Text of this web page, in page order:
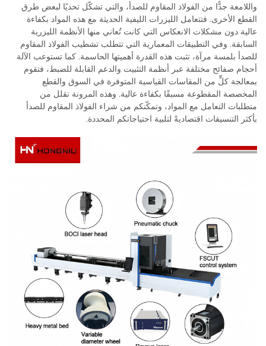
واللامعة جدًّا من الفولاذ المقاوم للصدأ، والتي تشكّل تحديًا لبعض طرق
القطع الأخرى. فتتعامل الليزرات الليفية الحديثة مع هذه المواد بكفاءة
عالية دون مشكلات الانعكاس التي كانت تُعاني منها الأنظمة الليزرية
السابقة. وفي التطبيقات المعمارية التي تتطلب تشطيب الفولاذ المقاوم
للصدأ بلمسة مرآة، تثبت هذه القدرة أهميتها الحاسمة. كما تستوعب الآلة
أحجام صفائح مختلفة عبر أنظمة التثبيت والدعم القابلة للضبط، فتقوم
بمعالجة كلٍّ من المقاسات القياسية المتوفرة في السوق والقطع
المخصصة المقطوعة مسبقًا بكفاءة عالية. وهذه المرونة تقلل من
متطلبات التعامل مع المواد، وتمكّنكم من شراء الفولاذ المقاوم للصدأ
بأكثر التنسيقات اقتصاديةً لتلبية احتياجاتكم المحددة.